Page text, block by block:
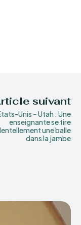
suivant
Unis – Utah : Une
enseignante se tire
une balle
dans la jambe